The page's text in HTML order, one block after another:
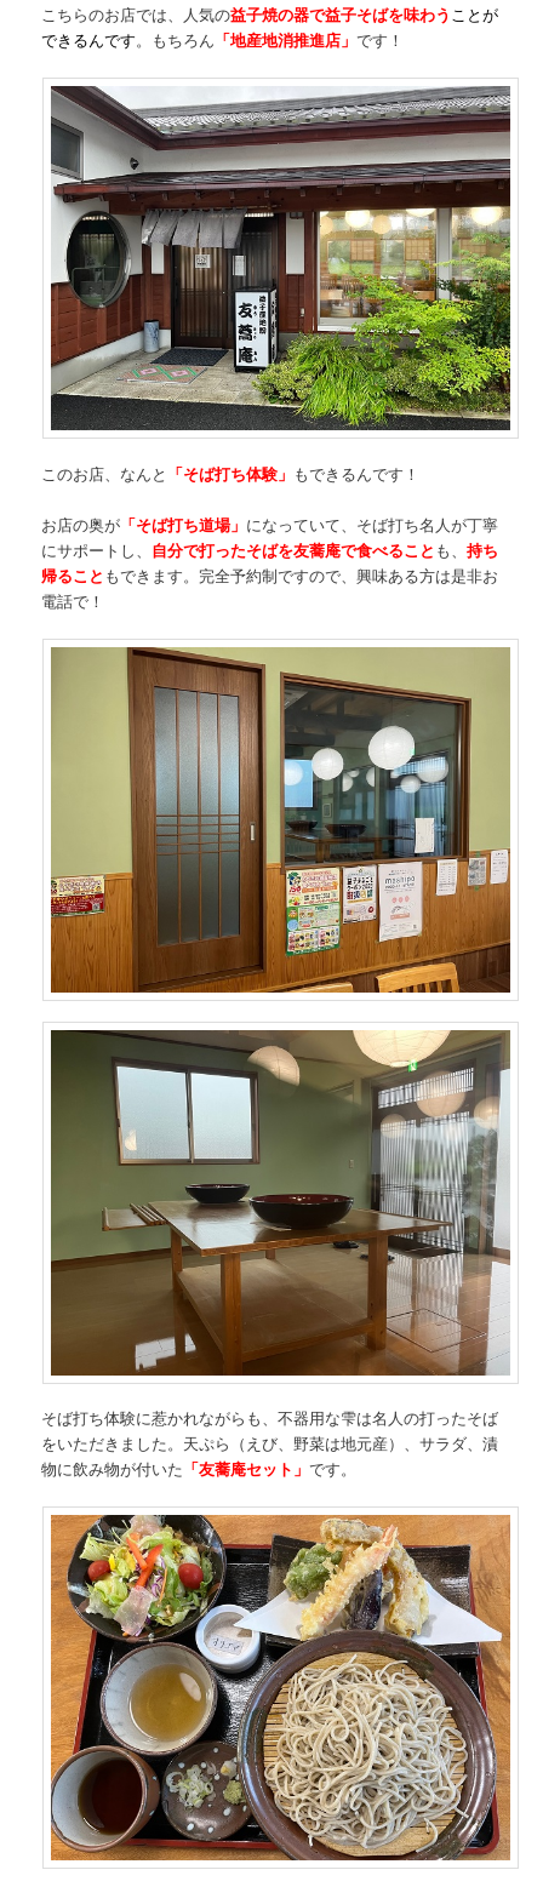
こちらのお店では、人気の益子焼の器で益子そばを味わう ことが
できるんです。もちろん 「地産地消推進店」です！
このお店、なんと 「そば打ち体験」 もできるんです！
お店の奥が 「そば打ち道場」 になっていて、そば打ち名人が丁寧
にサポートし、 自分で打ったそばを友蕎庵で食べること も、持ち
帰ること もできます。完全予約制ですので、興味ある方は是非お
電話で！
そば打ち体験に惹かれながらも、不器用な雫は名人の打ったそば
をいただきました。天ぷら（えび、野菜は地元産）、サラダ、漬
物に飲み物が付いた 「友蕎庵セット」です。